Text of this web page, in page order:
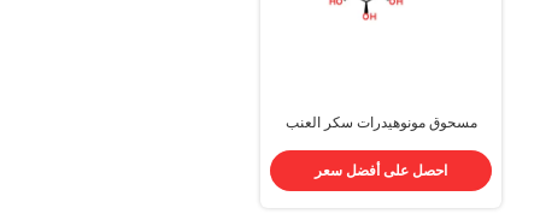
مسحوق مونوهيدرات سكر العنب
الغذاء
احصل على أفضل سعر